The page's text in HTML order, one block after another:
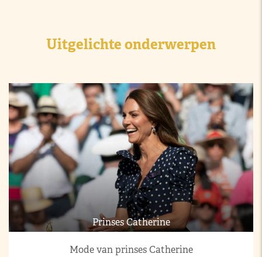
Uitgelichte onderwerpen
Prinses Catherine
Mode van prinses Catherine